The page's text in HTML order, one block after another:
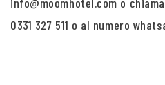
0331 327 511 o al numero